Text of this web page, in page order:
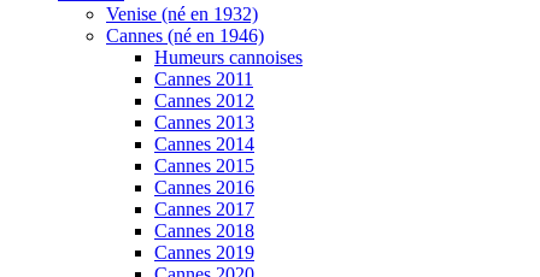
Venise (né en 1932)
Cannes (né en 1946)
Humeurs cannoises
Cannes 2011
Cannes 2012
Cannes 2013
Cannes 2014
Cannes 2015
Cannes 2016
Cannes 2017
Cannes 2018
Cannes 2019